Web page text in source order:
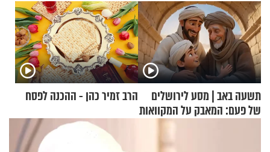
תשעה באב | מסע לירושלים
של פעם: המאבק על המקוואות
הרב זמיר כהן - ההכנה לפסח